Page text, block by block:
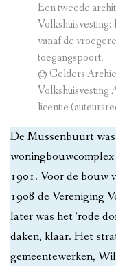
Een tweede
vanaf de
toegangspoort.
© Gelders
Volkshuisvesting
licentie
De Mussenbuurt
1901. Voor de bouw
1908 de Vereniging
later was het ‘rode
daken, klaar. Het
gemeentewerken,